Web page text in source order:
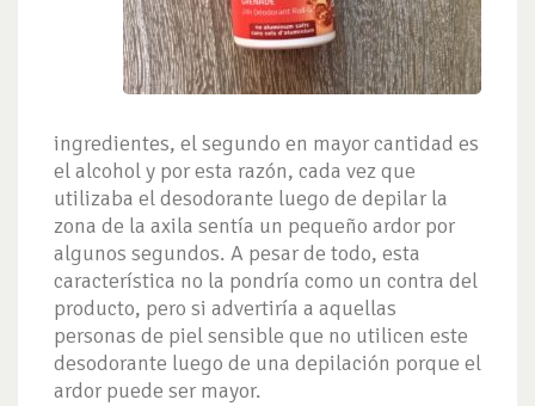
ingredientes, el segundo en mayor cantidad es
el alcohol y por esta razón, cada vez que
utilizaba el desodorante luego de depilar la
zona de la axila sentía un pequeño ardor por
algunos segundos. A pesar de todo, esta
característica no la pondría como un contra del
producto, pero si advertiría a aquellas
personas de piel sensible que no utilicen este
desodorante luego de una depilación porque el
ardor puede ser mayor.